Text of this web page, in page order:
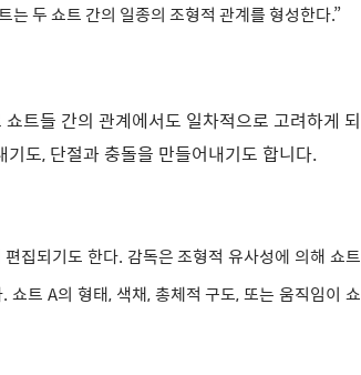
두 쇼트 간의 일종의 조형적 관계를 형성한다.”
트들 간의 관계에서도 일차적으로 고려하게 되
도, 단절과 충돌을 만들어내기도 합니다.
집되기도 한다. 감독은 조형적 유사성에 의해 쇼트
트 A의 형태, 색채, 총체적 구도, 또는 움직임이 쇼